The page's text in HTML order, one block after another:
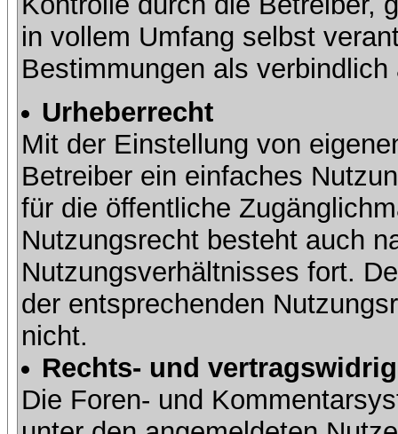
in vollem Umfang selbst
Bestimmungen als verbindlich
Urheberrecht
Mit der Einstellung von
Betreiber ein einfaches
für die öffentliche
Nutzungsrecht besteht auch
Nutzungsverhältnisses fort.
der entsprechenden
nicht.
Rechts- und
Die Foren- und